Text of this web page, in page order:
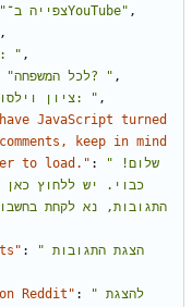
"צפייה ב־YouTube" ,
,
"רישיון: " ,
"לכל המשפחה? " ,
"ציון וילסון: " ,
JavaScript turned
keep in mind
to load." :
"שלום!
:
"הצגת התגובות
on Reddit" :
"להצגת